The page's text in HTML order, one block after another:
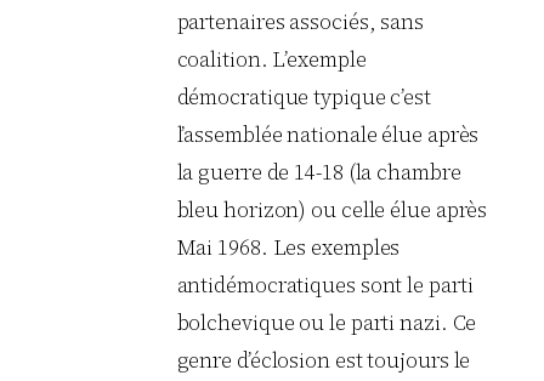
partenaires associés, sans
coalition. L’exemple
démocratique typique c’est
l’assemblée nationale élue après
la guerre de 14-18 (la chambre
bleu horizon) ou celle élue après
Mai 1968. Les exemples
antidémocratiques sont le parti
bolchevique ou le parti nazi. Ce
genre d’éclosion est toujours le